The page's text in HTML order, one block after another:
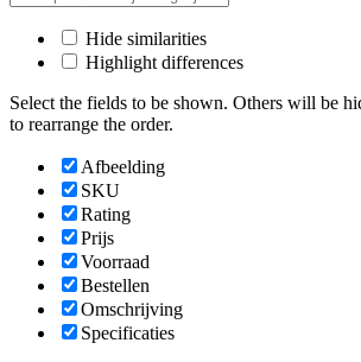
Hide similarities
Highlight differences
Select the fields to be shown. Others will be
to rearrange the order.
Afbeelding
SKU
Rating
Prijs
Voorraad
Bestellen
Omschrijving
Specificaties